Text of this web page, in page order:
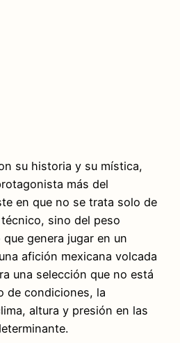
su historia y su mística,
más del
en que no se trata solo de
sino del peso
genera jugar en un
afición mexicana volcada
una selección que no está
de condiciones, la
altura y presión en las